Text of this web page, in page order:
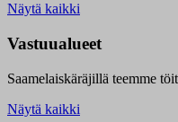
Näytä kaikki
Vastuualueet
Saamelaiskäräjillä teemme
Näytä kaikki